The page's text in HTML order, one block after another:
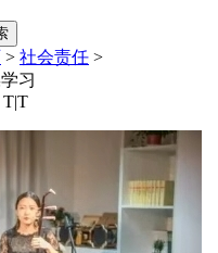
> 社会责任 >
习
T|T